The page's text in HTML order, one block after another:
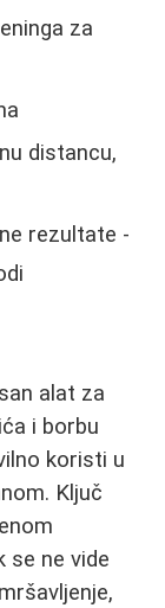
za
distancu,
rezultate -
alat za
i borbu
koristi u
Ključ
se ne vide